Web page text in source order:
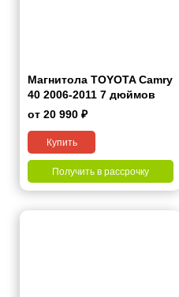
Магнитола TOYOTA Camry
40 2006-2011 7 дюймов
от 20 990 ₽
Купить
Получить в рассрочку